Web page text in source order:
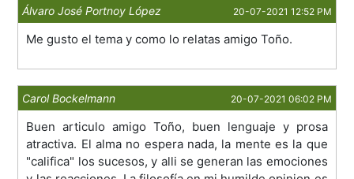
Álvaro José Portnoy López 20-07-2021 12:52 PM
Me gusto el tema y como lo relatas amigo Toño.
Carol Bockelmann 20-07-2021 06:02 PM
Buen articulo amigo Toño, buen lenguaje y prosa
atractiva. El alma no espera nada, la mente es la que
"califica" los sucesos, y alli se generan las emociones